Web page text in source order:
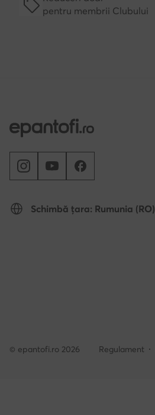
pentru membrii Clubului
Schimbă țara: Rumunia (RO)
© epantofi.ro 2026 Regulament